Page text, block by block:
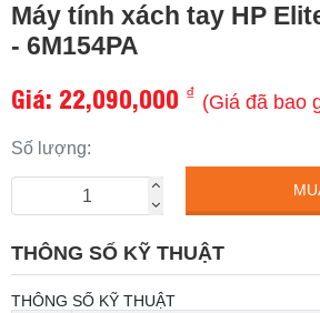
Máy tính xách tay HP
- 6M154PA
Giá: 22,090,000 ₫ (Giá đã bao
Số lượng:
THÔNG SỐ KỸ THUẬT
THÔNG SỐ KỸ THUẬT